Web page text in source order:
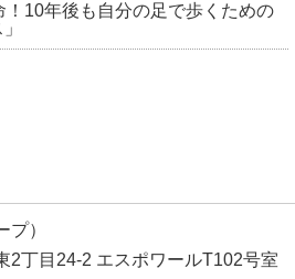
10年後も自分の足で歩くための
）
2丁目24-2 エスポワールT102号室